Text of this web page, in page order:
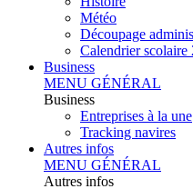
Météo
Découpage
Calendrier scolaire
Business
MENU GÉNÉRAL
Business
Entreprises à la une
Tracking navires
Autres infos
MENU GÉNÉRAL
Autres infos